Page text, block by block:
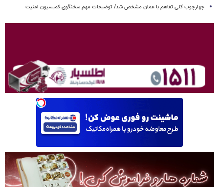
چهارچوب کلی تفاهم با عمان مشخص شد/ توضیحات مهم سخنگوی کمیسیون امنیت